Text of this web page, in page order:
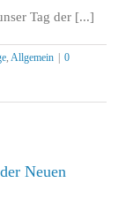
Tag der [...]
, Allgemein
0
Neuen